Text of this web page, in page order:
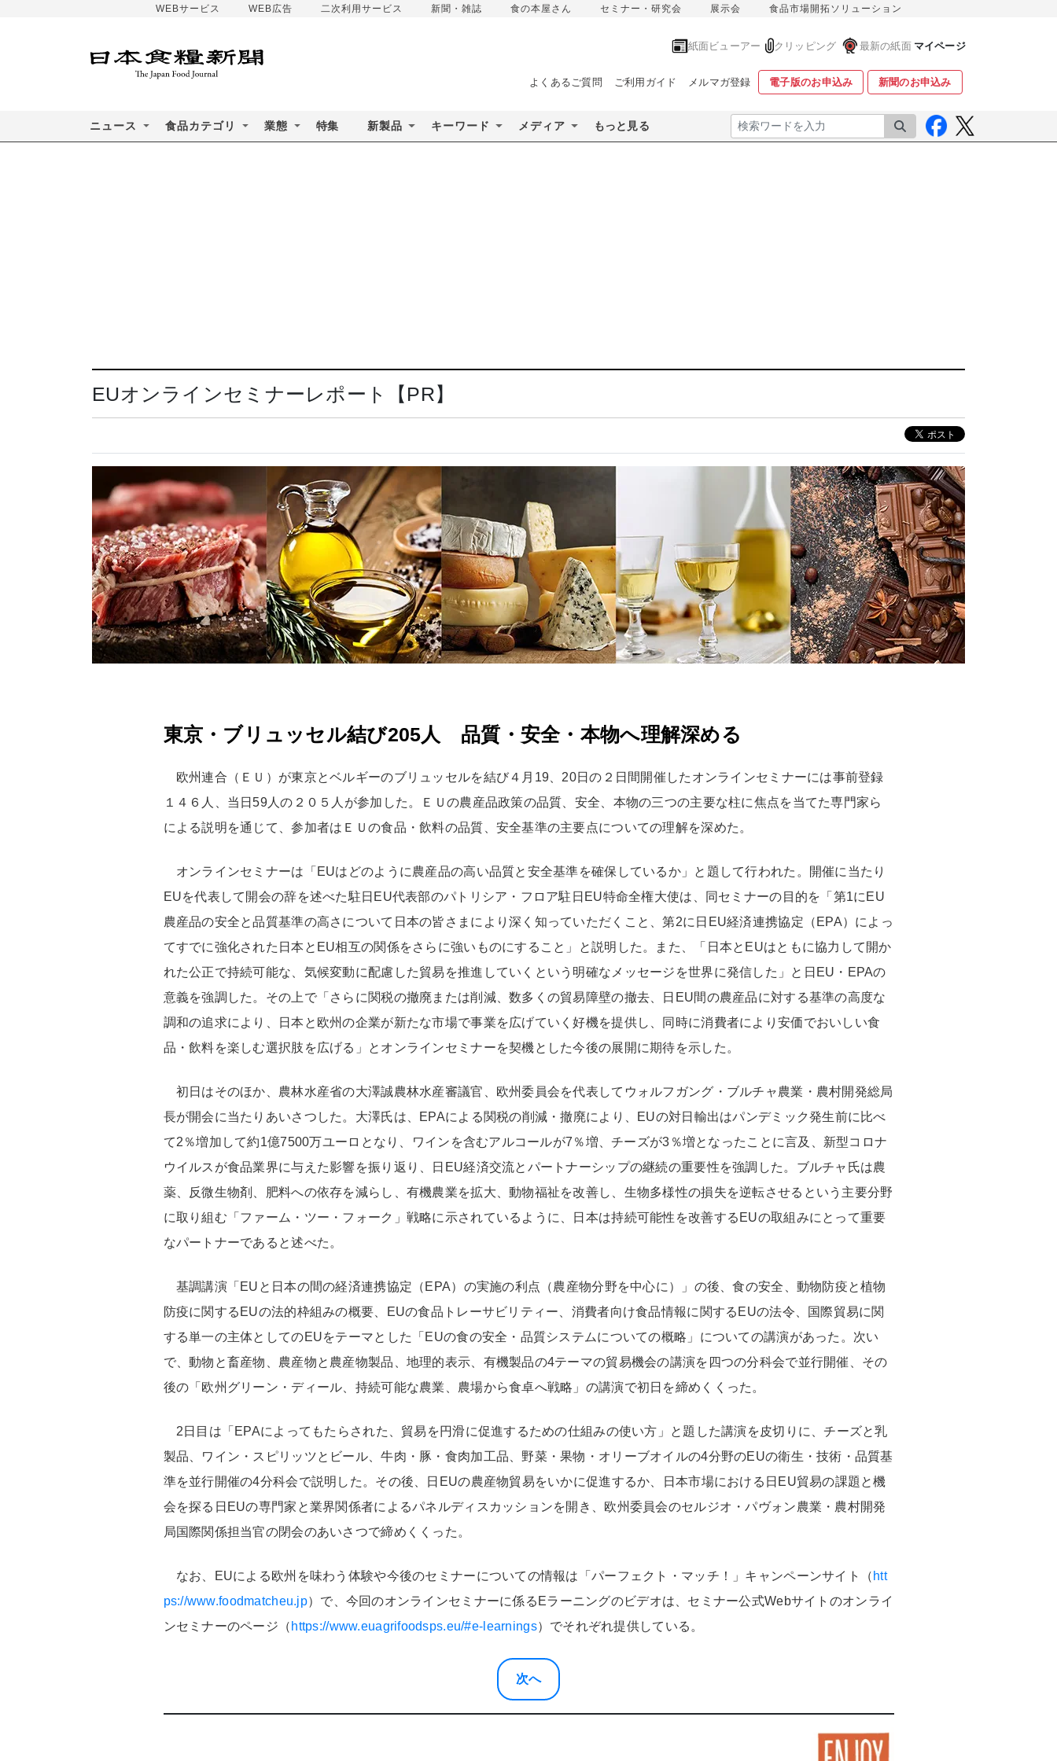
WEBサービス WEB広告 二次利用サービス 新聞・雑誌 食の本屋さん セミナー・研究会 展示会 食品市場開拓ソリューション
紙面ビューアー クリッピング 最新の紙面 マイページ
よくあるご質問 ご利用ガイド メルマガ登録 電子版のお申込み 新聞のお申込み
ニュース 食品カテゴリ 業態 特集 新製品 キーワード メディア もっと見る 検索
EUオンラインセミナーレポート【PR】
東京・ブリュッセル結び205人 品質・安全・本物へ理解深める
欧州連合（ＥＵ）が東京とベルギーのブリュッセルを結び４月19、20日の２日間開催したオンラインセミナーには事前登録
１４６人、当日59人の２０５人が参加した。ＥＵの農産品政策の品質、安全、本物の三つの主要な柱に焦点を当てた専門家ら
による説明を通じて、参加者はＥＵの食品・飲料の品質、安全基準の主要点についての理解を深めた。
オンラインセミナーは「EUはどのように農産品の高い品質と安全基準を確保しているか」と題して行われた。開催に当たり
EUを代表して開会の辞を述べた駐日EU代表部のパトリシア・フロア駐日EU特命全権大使は、同セミナーの目的を「第1にEU
農産品の安全と品質基準の高さについて日本の皆さまにより深く知っていただくこと、第2に日EU経済連携協定（EPA）によっ
てすでに強化された日本とEU相互の関係をさらに強いものにすること」と説明した。また、「日本とEUはともに協力して開か
れた公正で持続可能な、気候変動に配慮した貿易を推進していくという明確なメッセージを世界に発信した」と日EU・EPAの
意義を強調した。その上で「さらに関税の撤廃または削減、数多くの貿易障壁の撤去、日EU間の農産品に対する基準の高度な
調和の追求により、日本と欧州の企業が新たな市場で事業を広げていく好機を提供し、同時に消費者により安価でおいしい食
品・飲料を楽しむ選択肢を広げる」とオンラインセミナーを契機とした今後の展開に期待を示した。
初日はそのほか、農林水産省の大澤誠農林水産審議官、欧州委員会を代表してウォルフガング・ブルチャ農業・農村開発総局
長が開会に当たりあいさつした。大澤氏は、EPAによる関税の削減・撤廃により、EUの対日輸出はパンデミック発生前に比べ
て2％増加して約1億7500万ユーロとなり、ワインを含むアルコールが7％増、チーズが3％増となったことに言及、新型コロナ
ウイルスが食品業界に与えた影響を振り返り、日EU経済交流とパートナーシップの継続の重要性を強調した。ブルチャ氏は農
薬、反微生物剤、肥料への依存を減らし、有機農業を拡大、動物福祉を改善し、生物多様性の損失を逆転させるという主要分野
に取り組む「ファーム・ツー・フォーク」戦略に示されているように、日本は持続可能性を改善するEUの取組みにとって重要
なパートナーであると述べた。
基調講演「EUと日本の間の経済連携協定（EPA）の実施の利点（農産物分野を中心に）」の後、食の安全、動物防疫と植物
防疫に関するEUの法的枠組みの概要、EUの食品トレーサビリティー、消費者向け食品情報に関するEUの法令、国際貿易に関
する単一の主体としてのEUをテーマとした「EUの食の安全・品質システムについての概略」についての講演があった。次い
で、動物と畜産物、農産物と農産物製品、地理的表示、有機製品の4テーマの貿易機会の講演を四つの分科会で並行開催、その
後の「欧州グリーン・ディール、持続可能な農業、農場から食卓へ戦略」の講演で初日を締めくくった。
2日目は「EPAによってもたらされた、貿易を円滑に促進するための仕組みの使い方」と題した講演を皮切りに、チーズと乳
製品、ワイン・スピリッツとビール、牛肉・豚・食肉加工品、野菜・果物・オリーブオイルの4分野のEUの衛生・技術・品質基
準を並行開催の4分科会で説明した。その後、日EUの農産物貿易をいかに促進するか、日本市場における日EU貿易の課題と機
会を探る日EUの専門家と業界関係者によるパネルディスカッションを開き、欧州委員会のセルジオ・パヴォン農業・農村開発
局国際関係担当官の閉会のあいさつで締めくくった。
なお、EUによる欧州を味わう体験や今後のセミナーについての情報は「パーフェクト・マッチ！」キャンペーンサイト（ htt
ps://www.foodmatcheu.jp）で、今回のオンラインセミナーに係るEラーニングのビデオは、セミナー公式Webサイトのオンライ
ンセミナーのページ（ https://www.euagrifoodsps.eu/#e-learnings）でそれぞれ提供している。
次へ